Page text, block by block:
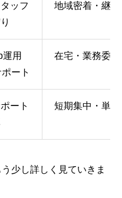
ッフ
地域密着・継
運用
ート
在宅・業務委
ート
短期集中・単
少し詳しく見ていきま